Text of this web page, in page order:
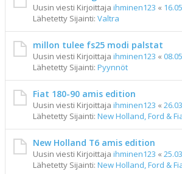
Uusin viesti Kirjoittaja ihminen123 «
Lähetetty Sijainti: Valtra
millon tulee fs25 modi palstat
Uusin viesti Kirjoittaja ihminen123 «
Lähetetty Sijainti: Pyynnöt
Fiat 180-90 amis edition
Uusin viesti Kirjoittaja ihminen123 «
Lähetetty Sijainti: New Holland, Ford &
New Holland T6 amis edition
Uusin viesti Kirjoittaja ihminen123 «
Lähetetty Sijainti: New Holland, Ford &